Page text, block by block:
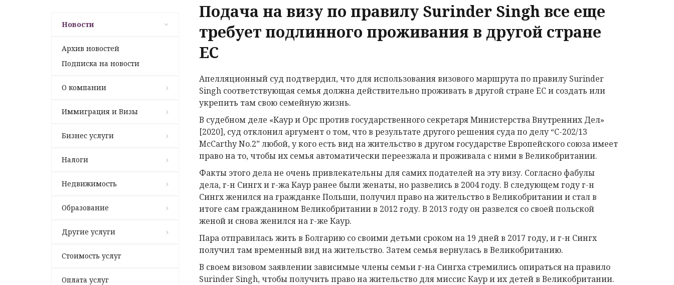
Новости
Архив новостей
Подписка на новости
О компании
Иммиграция и Визы
Бизнес услуги
Налоги
Недвижимость
Образование
Другие услуги
Стоимость услуг
Оплата услуг
Подача на визу по правилу Surinder Singh все еще
требует подлинного проживания в другой стране
ЕС
Апелляционный суд подтвердил, что для использования визового маршрута по правилу Surinder
Singh соответствующая семья должна действительно проживать в другой стране ЕС и создать или
укрепить там свою семейную жизнь.
В судебном деле «Каур и Орс против государственного секретаря Министерства Внутренних Дел»
[2020], суд отклонил аргумент о том, что в результате другого решения суда по делу “C-202/13
McCarthy No.2” любой, у кого есть вид на жительство в другом государстве Европейского союза имеет
право на то, чтобы их семья автоматически переезжала и проживала с ними в Великобритании.
Факты этого дела не очень привлекательны для самих подателей на эту визу. Согласно фабулы
дела, г-н Сингх и г-жа Каур ранее были женаты, но развелись в 2004 году. В следующем году г-н
Сингх женился на гражданке Польши, получил право на жительство в Великобритании и стал в
итоге сам гражданином Великобритании в 2012 году. В 2013 году он развелся со своей польской
женой и снова женился на г-же Каур.
Пара отправилась жить в Болгарию со своими детьми сроком на 19 дней в 2017 году, и г-н Сингх
получил там временный вид на жительство. Затем семья вернулась в Великобританию.
В своем визовом заявлении зависимые члены семьи г-на Сингха стремились опираться на правило
Surinder Singh, чтобы получить право на жительство для миссис Каур и их детей в Великобритании.